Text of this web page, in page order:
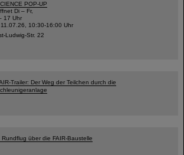
POP-UP
Di – Fr,
17 Uhr
10:30-16:00 Uhr
Ludwig-Str. 22
Trailer: Der Weg der Teilchen durch die
Rundflug über die FAIR-Baustelle